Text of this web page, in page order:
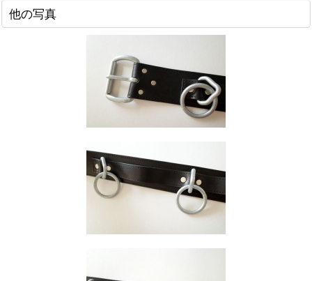
他の写真